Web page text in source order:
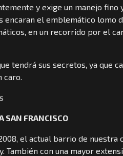
y exige un manejo fino
el emblemático lomo
en un recorrido por el
tendrá sus secretos, ya que
SAN FRANCISCO
el actual barrio de nuestra
con una mayor